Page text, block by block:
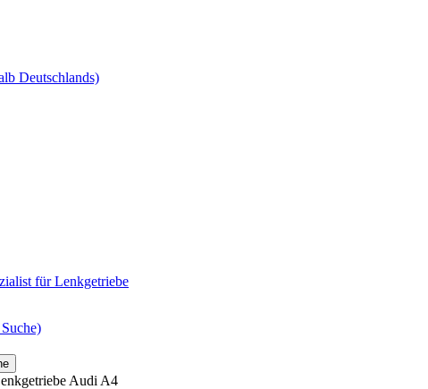
Deutschlands)
Audi A4